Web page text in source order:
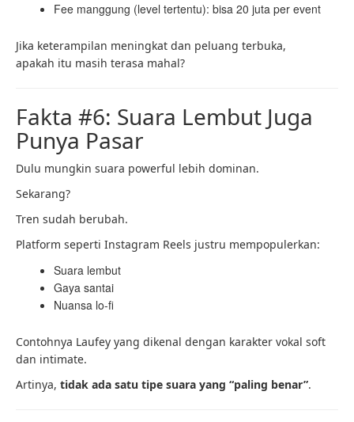
Fee manggung (level tertentu): bisa 20 juta per event
Jika keterampilan meningkat dan peluang terbuka,
apakah itu masih terasa mahal?
Fakta #6: Suara Lembut Juga
Punya Pasar
Dulu mungkin suara powerful lebih dominan.
Sekarang?
Tren sudah berubah.
Platform seperti Instagram Reels justru mempopulerkan:
Suara lembut
Gaya santai
Nuansa lo-fi
Contohnya Laufey yang dikenal dengan karakter vokal soft
dan intimate.
Artinya, tidak ada satu tipe suara yang “paling benar”.